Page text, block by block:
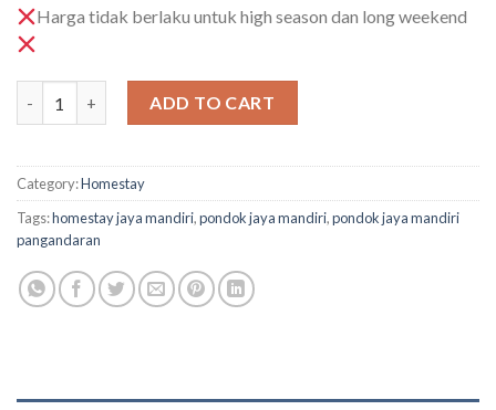
Harga tidak berlaku untuk high season dan long weekend
ADD TO CART
Category:Homestay
Tags:homestay jaya mandiri,pondok jaya mandiri,pondok jaya mandiri
pangandaran